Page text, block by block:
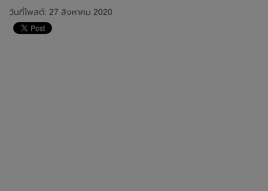
วันที่โพสต์: 27 สิงหาคม 2020